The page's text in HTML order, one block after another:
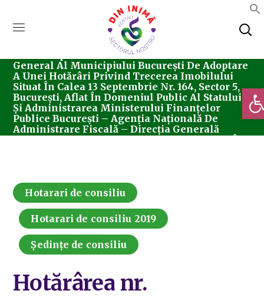
Consiliul Local Sector 5
Consiliu
Hotarari De Consiliu
Nr. 255/21.11.2019 Pentru Completarea Hotărârii
Consiliului Local Sector 5 Nr. 207/26.09.2019
Privind Aprobarea Solicitării Către Consiliul
General Al Municipiului București De Adoptare
A Unei Hotărâri Privind Trecerea Imobilului
Situat În Calea 13 Septembrie Nr. 164, Sector 5,
București, Aflat În Domeniul Public Al Statului
Și Administrarea Ministerului Finanțelor
Publice București – Agenția Națională De
Administrare Fiscală – Direcția Generală
Hotarari de consiliu
Hotarari de consiliu 2019
Ședințe de consiliu
Hotărârea nr.